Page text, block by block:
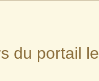
du portail